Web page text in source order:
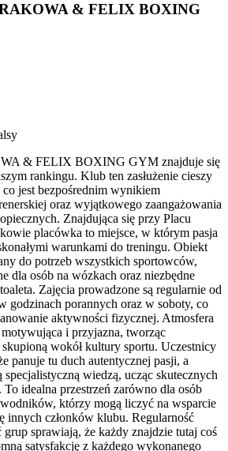
& FELIX BOXING
& FELIX BOXING GYM znajduje się
rankingu. Klub ten zasłużenie cieszy
jest bezpośrednim wynikiem
oraz wyjątkowego zaangażowania
Znajdująca się przy Placu
placówka to miejsce, w którym pasja
warunkami do treningu. Obiekt
do potrzeb wszystkich sportowców,
dla osób na wózkach oraz niezbędne
Zajęcia prowadzone są regularnie od
godzinach porannych oraz w soboty, co
aktywności fizycznej. Atmosfera
i przyjazna, tworząc
skupioną wokół kultury sportu. Uczestnicy
panuje tu duch autentycznej pasji, a
specjalistyczną wiedzą, ucząc skutecznych
idealna przestrzeń zarówno dla osób
którzy mogą liczyć na wsparcie
innych członków klubu. Regularność
grup sprawiają, że każdy znajdzie tutaj coś
satysfakcję z każdego wykonanego